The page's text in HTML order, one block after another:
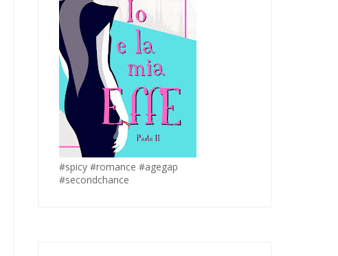
#spicy #romance #agegap
#secondchance